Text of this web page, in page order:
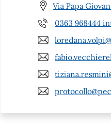
Via Papa
0363 968444